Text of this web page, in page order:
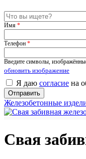
Имя *
Телефон *
Введите символы,
обновить изображение
Я даю согласие на
Железобетонные
Свая